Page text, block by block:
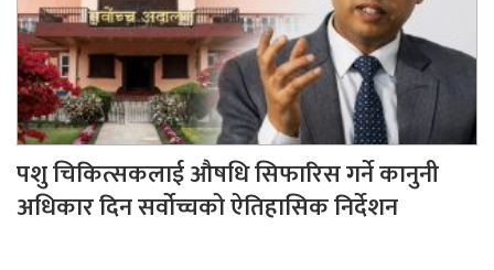
पशु चिकित्सकलाई औषधि सिफारिस गर्ने कानुनी
अधिकार दिन सर्वोच्चको ऐतिहासिक निर्देशन